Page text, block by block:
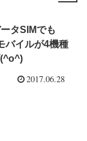
タSIMでも
バイルが4機種
2017.06.28